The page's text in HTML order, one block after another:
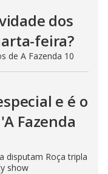
dos
feira?
de A Fazenda 10
e é o
Fazenda
disputam Roça tripla
show